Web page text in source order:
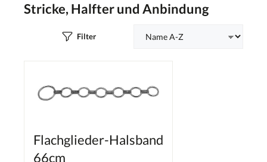
Stricke, Halfter und Anbindung
Filter
Flachglieder-Halsband
66cm